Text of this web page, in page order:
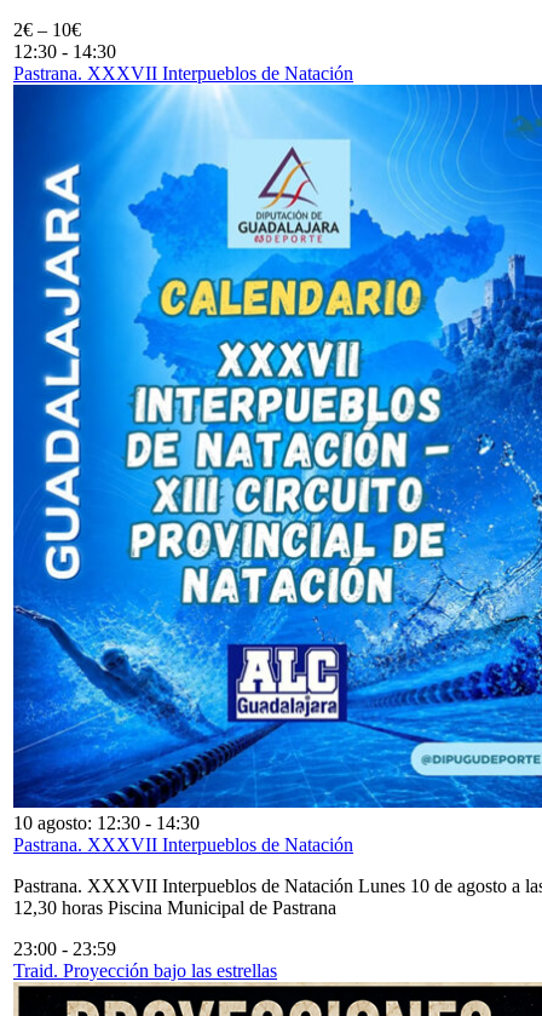
2€ – 10€
12:30 - 14:30
Pastrana. XXXVII Interpueblos de Natación
10 agosto: 12:30 - 14:30
Pastrana. XXXVII Interpueblos de Natación
Pastrana. XXXVII Interpueblos de Natación Lunes 10 de agosto a
12,30 horas Piscina Municipal de Pastrana
23:00 - 23:59
Traid. Proyección bajo las estrellas